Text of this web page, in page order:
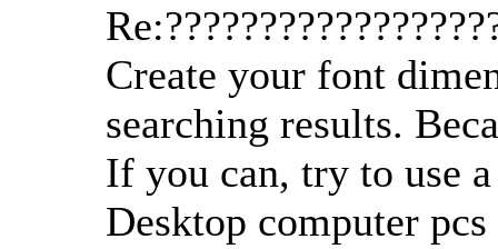
Create your font
searching results.
If you can, try to use
Desktop computer